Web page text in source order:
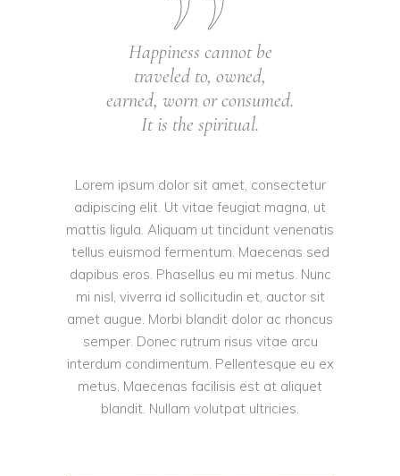
Happiness cannot be
traveled to, owned,
earned, worn or consumed.
It is the spiritual.
Lorem ipsum dolor sit amet, consectetur
adipiscing elit. Ut vitae feugiat magna, ut
mattis ligula. Aliquam ut tincidunt venenatis
tellus euismod fermentum. Maecenas sed
dapibus eros. Phasellus eu mi metus. Nunc
mi nisl, viverra id sollicitudin et, auctor sit
amet augue. Morbi blandit dolor ac rhoncus
semper. Donec rutrum risus vitae arcu
interdum condimentum. Pellentesque eu ex
metus. Maecenas facilisis est at aliquet
blandit. Nullam volutpat ultricies.